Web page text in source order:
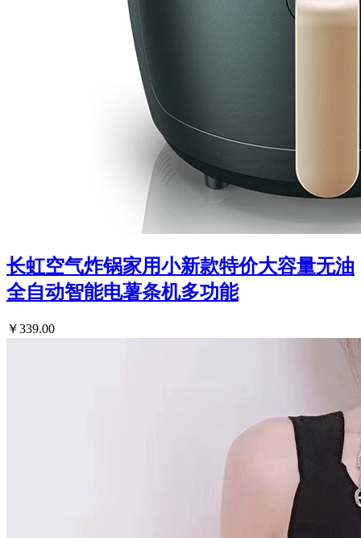
长虹空气炸锅家用小新款特价大容量无油
全自动智能电薯条机多功能
￥339.00